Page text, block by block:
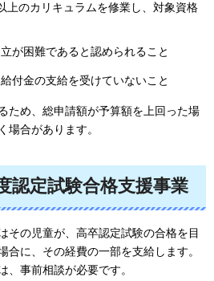
上のカリキュラムを修業し、対象資格
が困難であると認められること
付金の支給を受けていないこと
ため、総申請額が予算額を上回った場
場合があります。
認定試験合格支援事業
その児童が、高卒認定試験の合格を目
合に、その経費の一部を支給します。
、事前相談が必要です。